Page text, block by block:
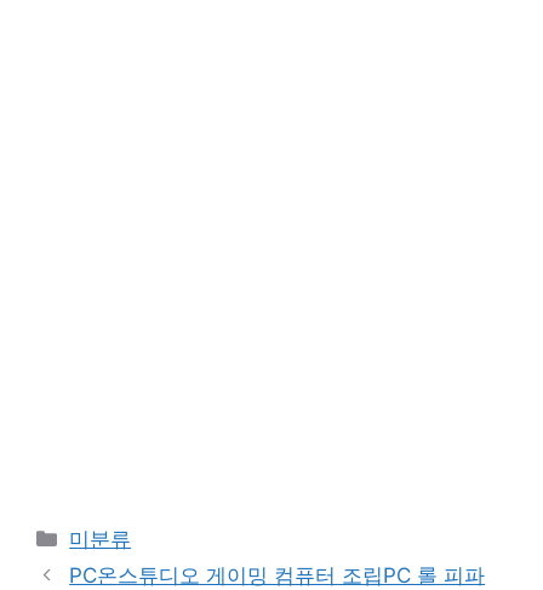
Categories
미분류
PC온스튜디오 게이밍 컴퓨터 조립PC 롤 피파